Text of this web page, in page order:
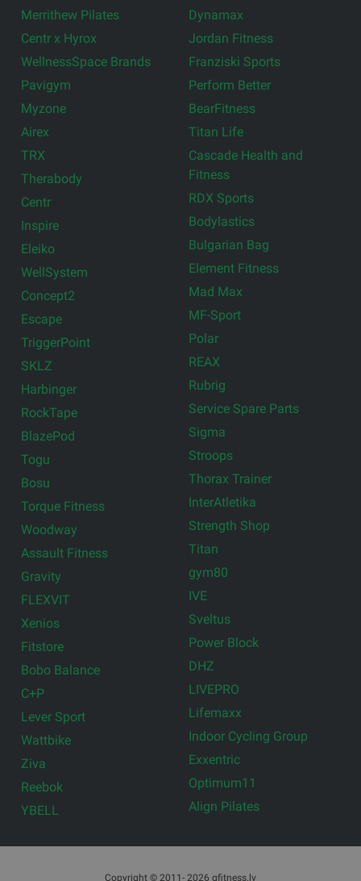
Merrithew Pilates
Centr x Hyrox
WellnessSpace Brands
Pavigym
Myzone
Airex
TRX
Therabody
Centr
Inspire
Eleiko
WellSystem
Concept2
Escape
TriggerPoint
SKLZ
Harbinger
RockTape
BlazePod
Togu
Bosu
Torque Fitness
Woodway
Assault Fitness
Gravity
FLEXVIT
Xenios
Fitstore
Bobo Balance
C+P
Lever Sport
Wattbike
Ziva
Reebok
YBELL
Dynamax
Jordan Fitness
Franziski Sports
Perform Better
BearFitness
Titan Life
Cascade Health and
Fitness
RDX Sports
Bodylastics
Bulgarian Bag
Element Fitness
Mad Max
MF-Sport
Polar
REAX
Rubrig
Service Spare Parts
Sigma
Stroops
Thorax Trainer
InterAtletika
Strength Shop
Titan
gym80
IVE
Sveltus
Power Block
DHZ
LIVEPRO
Lifemaxx
Indoor Cycling Group
Exxentric
Optimum11
Align Pilates
Copyright © 2011- 2026 gfitness.lv